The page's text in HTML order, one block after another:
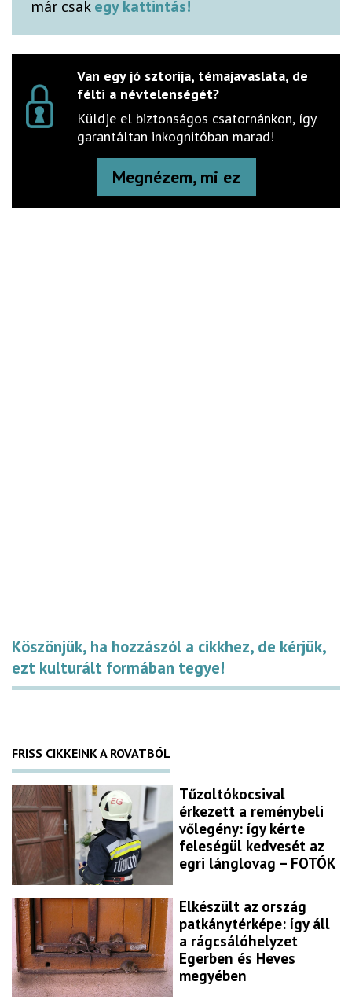
már csakegy kattintás!
Van egy jó sztorija, témajavaslata, de
félti a névtelenségét?
Küldje el biztonságos csatornánkon, így
garantáltan inkognitóban marad!
Megnézem, mi ez
Köszönjük, ha hozzászól a cikkhez, de kérjük,
ezt kulturált formában tegye!
FRISS CIKKEINK A ROVATBÓL
Tűzoltókocsival
érkezett a reménybeli
vőlegény: így kérte
feleségül kedvesét az
egri lánglovag – FOTÓK
Elkészült az ország
patkánytérképe: így áll
a rágcsálóhelyzet
Egerben és Heves
megyében